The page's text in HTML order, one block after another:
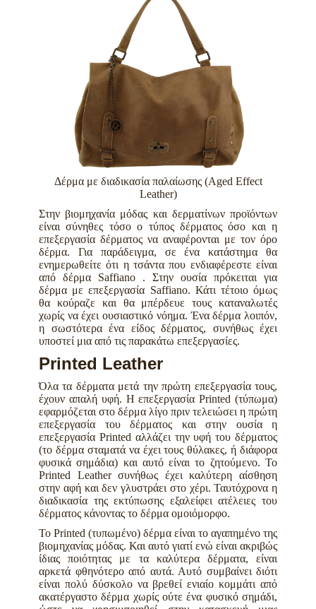
Δέρμα με διαδικασία παλαίωσης (Aged Effect
Leather)
Στην βιομηχανία μόδας και δερματίνων προϊόντων
είναι σύνηθες τόσο ο τύπος δέρματος όσο και η
επεξεργασία δέρματος να αναφέρονται με τον όρο
δέρμα. Για παράδειγμα, σε ένα κατάστημα θα
ενημερωθείτε ότι η τσάντα που ενδιαφέρεστε είναι
από δέρμα Saffiano . Στην ουσία πρόκειται για
δέρμα με επεξεργασία Saffiano. Κάτι τέτοιο όμως
θα κούραζε και θα μπέρδευε τους καταναλωτές
χωρίς να έχει ουσιαστικό νόημα. Ένα δέρμα λοιπόν,
η σωστότερα ένα είδος δέρματος, συνήθως έχει
υποστεί μια από τις παρακάτω επεξεργασίες.
Printed Leather
Όλα τα δέρματα μετά την πρώτη επεξεργασία τους,
έχουν απαλή υφή. Η επεξεργασία Printed (τύπωμα)
εφαρμόζεται στο δέρμα λίγο πριν τελειώσει η πρώτη
επεξεργασία του δέρματος και στην ουσία η
επεξεργασία Printed αλλάζει την υφή του δέρματος
(το δέρμα σταματά να έχει τους θύλακες, ή διάφορα
φυσικά σημάδια) και αυτό είναι το ζητούμενο. Το
Printed Leather συνήθως έχει καλύτερη αίσθηση
στην αφή και δεν γλυστράει στο χέρι. Ταυτόχρονα η
διαδικασία της εκτύπωσης εξαλείφει ατέλειες του
δέρματος κάνοντας το δέρμα ομοιόμορφο.
Το Printed (τυπωμένο) δέρμα είναι το αγαπημένο της
βιομηχανίας μόδας. Και αυτό γιατί ενώ είναι ακριβώς
ίδιας ποιότητας με τα καλύτερα δέρματα, είναι
αρκετά φθηνότερο από αυτά. Αυτό συμβαίνει διότι
είναι πολύ δύσκολο να βρεθεί ενιαίο κομμάτι από
ακατέργαστο δέρμα χωρίς ούτε ένα φυσικό σημάδι,